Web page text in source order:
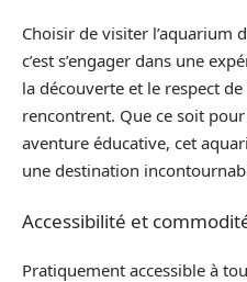
Choisir de visiter l’aquarium
c’est s’engager dans une
la découverte et le respect
rencontrent. Que ce soit
aventure éducative, cet
une destination
Accessibilité et
Pratiquement accessible à